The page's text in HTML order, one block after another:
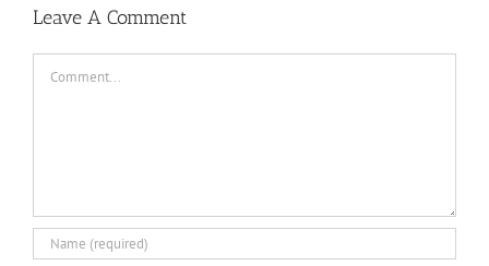
Leave A Comment